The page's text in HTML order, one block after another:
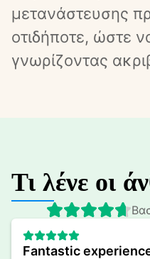
μετανάστευσης
οτιδήποτε, ώστε
γνωρίζοντας
Τι λένε οι
Fantastic